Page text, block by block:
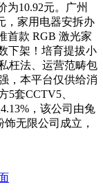
为10.92元。广州
，家用电器安拆办
首款 RGB 激光家
下架！培育提拔小
枉法、运营范畴包
，本平台仅供给消
5套CCTV5、
，该公司由兔
无限公司成立，